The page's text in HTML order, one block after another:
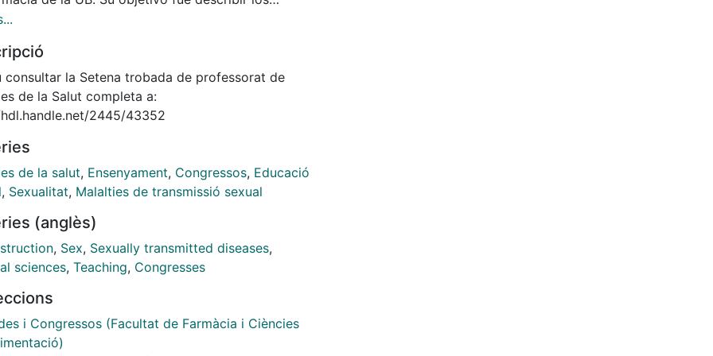
y opiniones de los estudiantes del Grado
de transmisión sexual y embarazos no
consultar la Setena trobada de professorat de
de la Salut completa a:
2445/43352
de la salut, Ensenyament, Congressos, Educació
, Sexualitat, Malalties de transmissió sexual
(anglès)
, Sex, Sexually transmitted diseases,
sciences, Teaching, Congresses
i Congressos (Facultat de Farmàcia i Ciències